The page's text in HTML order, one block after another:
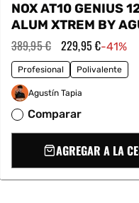
NOX AT10 GENIUS
ALUM XTREM BY
TAPIA 2026
Precio
habitual
389,95 € Precio
de
oferta
229,95 €-41%
Profesional Polivalente
Agustín Tapia
Comparar
AGREGAR A LA